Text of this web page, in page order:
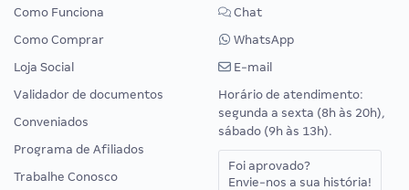
Como Funciona
Como Comprar
Loja Social
Validador de documentos
Conveniados
Programa de Afiliados
Trabalhe Conosco
Chat
WhatsApp
E-mail
Horário de atendimento:
segunda a sexta (8h às 20h),
sábado (9h às 13h).
Foi aprovado?
Envie-nos a sua história!